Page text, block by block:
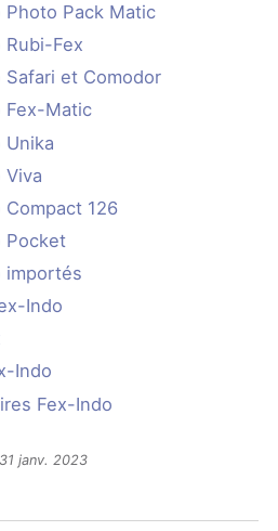
Pack Matic
Fex
et Comodor
Fex-Matic
Unika
Viva
126
Pocket
importés
Indo
Indo
Fex-Indo
janv. 2023